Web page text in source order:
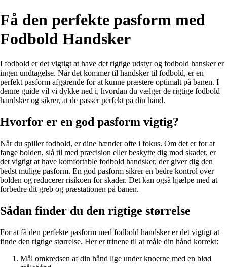
Få den perfekte pasform med
Fodbold Handsker
I fodbold er det vigtigt at have det rigtige udstyr og fodbold hansker er
ingen undtagelse. Når det kommer til handsker til fodbold, er en
perfekt pasform afgørende for at kunne præstere optimalt på banen. I
denne guide vil vi dykke ned i, hvordan du vælger de rigtige fodbold
handsker og sikrer, at de passer perfekt på din hånd.
Hvorfor er en god pasform vigtig?
Når du spiller fodbold, er dine hænder ofte i fokus. Om det er for at
fange bolden, slå til med præcision eller beskytte dig mod skader, er
det vigtigt at have komfortable fodbold handsker, der giver dig den
bedst mulige pasform. En god pasform sikrer en bedre kontrol over
bolden og reducerer risikoen for skader. Det kan også hjælpe med at
forbedre dit greb og præstationen på banen.
Sådan finder du den rigtige størrelse
For at få den perfekte pasform med fodbold handsker er det vigtigt at
finde den rigtige størrelse. Her er trinene til at måle din hånd korrekt:
Mål omkredsen af din hånd lige under knoerne med en blød